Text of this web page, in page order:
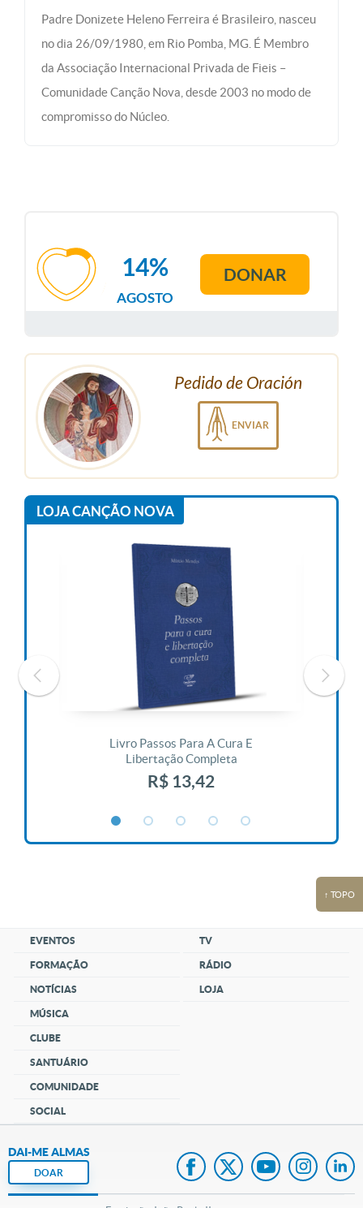
Padre Donizete Heleno Ferreira é Brasileiro, nasceu
no dia 26/09/1980, em Rio Pomba, MG. É Membro
da Associação Internacional Privada de Fieis –
Comunidade Canção Nova, desde 2003 no modo de
compromisso do Núcleo.
AGOSTO
14% DONAR
Pedido de Oración
ENVIAR
LOJA CANÇÃO NOVA
Livro Passos Para A Cura E
Libertação Completa
R$ 13,42
↑ TOPO
EVENTOS
FORMAÇÃO
NOTÍCIAS
MÚSICA
CLUBE
SANTUÁRIO
COMUNIDADE
SOCIAL
TV
RÁDIO
LOJA
DAI-ME ALMAS
DOAR